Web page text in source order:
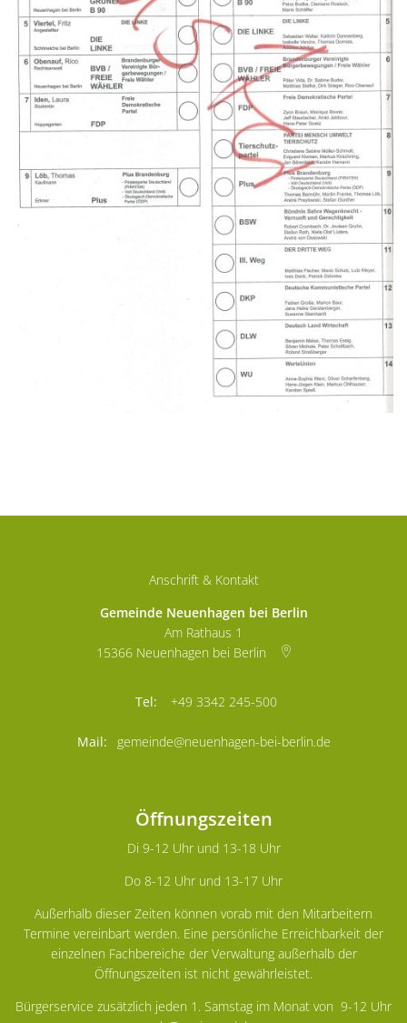
Anschrift & Kontakt
Gemeinde Neuenhagen bei Berlin
Am Rathaus 1
15366 Neuenhagen bei Berlin
+49 3342 245-500
gemeinde@neuenhagen-bei-berlin.de
Öffnungszeiten
Di 9-12 Uhr und 13-18 Uhr
Do 8-12 Uhr und 13-17 Uhr
Außerhalb dieser Zeiten können vorab mit den Mitarbeitern
Termine vereinbart werden. Eine persönliche Erreichbarkeit der
einzelnen Fachbereiche der Verwaltung außerhalb der
Öffnungszeiten ist nicht gewährleistet.
Bürgerservice zusätzlich jeden 1. Samstag im Monat von 9-12 Uhr